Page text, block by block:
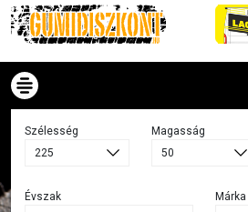
Szélesség Magasság
Évszak
Márka